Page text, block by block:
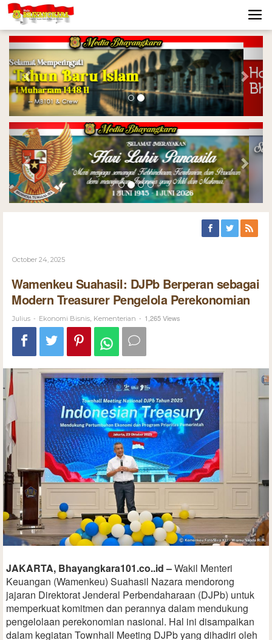
Previous Next
Previous Next
October 24, 2025
Wamenkeu Suahasil: DJPb Berperan sebagai
Modern Treasurer Pengelola Perekonomian
Julius - Ekonomi Bisnis Kementerian - 1,265 Views
JAKARTA, Bhayangkara101.co..id –Wakil Menteri
Keuangan (Wamenkeu) Suahasil Nazara mendorong
jajaran Direktorat Jenderal Perbendaharaan (DJPb) untuk
memperkuat komitmen dan perannya dalam mendukung
pengelolaan perekonomian nasional. Hal ini disampaikan
dalam kegiatan Townhall Meeting DJPb yang dihadiri oleh